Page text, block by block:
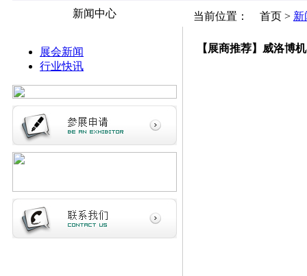
新闻中心
展会新闻
行业快讯
当前位置： 首页 > 新
【展商推荐】威洛博